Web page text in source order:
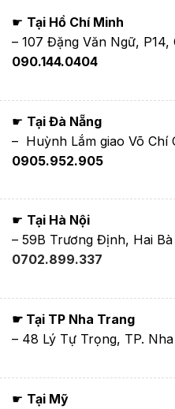
☛ Tại Hồ Chí Minh
– 107 Đặng Văn Ngữ,
090.144.0404
☛ Tại Đà Nẵng
– Huỳnh Lắm giao Võ Chí
0905.952.905
☛ Tại Hà Nội
– 59B Trương Định, Hai
0702.899.337
☛ Tại TP Nha Trang
– 48 Lý Tự Trọng, TP.
☛ Tại Mỹ